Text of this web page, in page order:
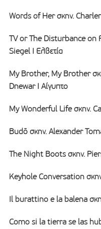
Words of Her σκην.
TV or The Disturbance on
Siegel I Ελβετία
My Brother, My Brother
Dnewar I Αίγυπτο
My Wonderful Life σκην.
Budō σκην. Alexander
The Night Boots σκην.
Keyhole Conversation
Il burattino e la balena
Como si la tierra se las